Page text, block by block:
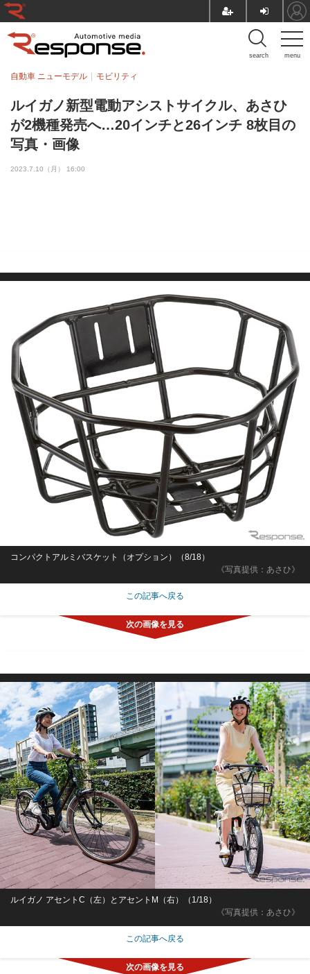
menu
search
ルイガノ新型電動アシストサイクル、あさひ
が2機種発売へ…20インチと26インチ 8枚目の
写真・画像
自動車 ニューモデル モビリティ
2023.7.10（月） 16:00
《写真提供：あさひ》
コンパクトアルミバスケット（オプション）（8/18）
この記事へ戻る
《写真提供：あさひ》
ルイガノ アセントC（左）とアセントM（右）（1/18）
この記事へ戻る